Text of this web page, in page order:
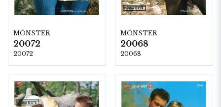
MÖNSTER
20072
20072
MÖNSTER
20068
20068